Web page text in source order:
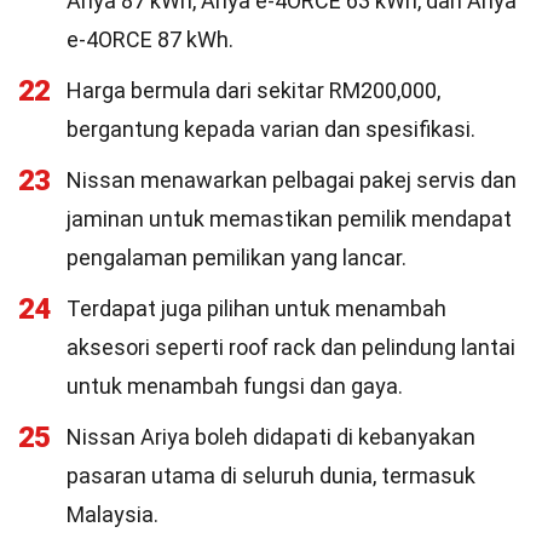
e-4ORCE 87 kWh.
22
Harga bermula dari sekitar RM200,000,
bergantung kepada varian dan spesifikasi.
23
Nissan menawarkan pelbagai pakej servis dan
jaminan untuk memastikan pemilik mendapat
pengalaman pemilikan yang lancar.
24
Terdapat juga pilihan untuk menambah
aksesori seperti roof rack dan pelindung lantai
untuk menambah fungsi dan gaya.
25
Nissan Ariya boleh didapati di kebanyakan
pasaran utama di seluruh dunia, termasuk
Malaysia.